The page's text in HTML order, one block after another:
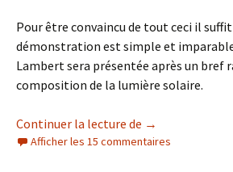
Pour être convaincu de tout ceci il
démonstration est simple et
Lambert sera présentée après un bref
composition de la lumière solaire.
Continuer la lecture de La loi de Beer-
→
Afficher les 15 commentaires